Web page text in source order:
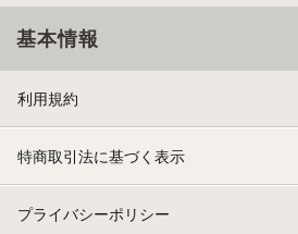
基本情報
利用規約
特商取引法に基づく表示
プライバシーポリシー